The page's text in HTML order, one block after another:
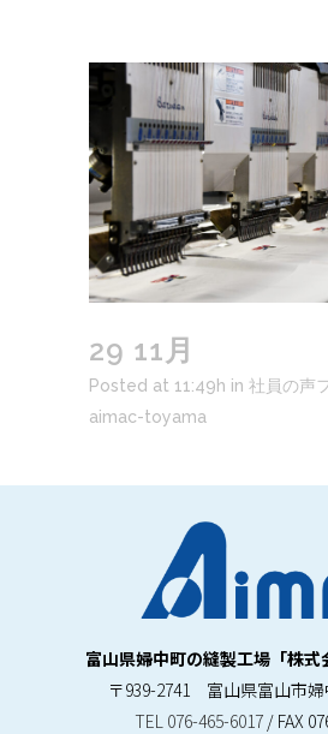
29 11月
Posted at 11:49h in 社員の声
aimac-toyama
富山県婦中町の縫製工場「株式
〒939-2741 富山県富山市婦
TEL 076-465-6017 / FAX